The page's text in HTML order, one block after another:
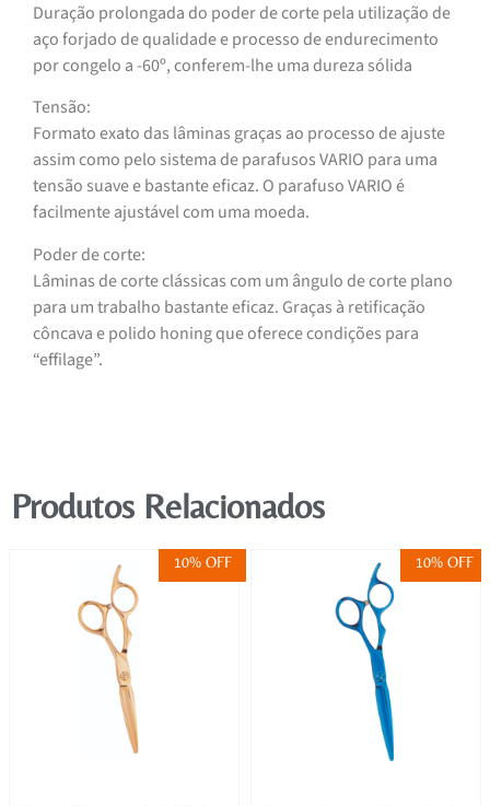
Duração prolongada do poder de corte pela utilização de
aço forjado de qualidade e processo de endurecimento
por congelo a -60º, conferem-lhe uma dureza sólida
Tensão:
Formato exato das lâminas graças ao processo de ajuste
assim como pelo sistema de parafusos VARIO para uma
tensão suave e bastante eficaz. O parafuso VARIO é
facilmente ajustável com uma moeda.
Poder de corte:
Lâminas de corte clássicas com um ângulo de corte plano
para um trabalho bastante eficaz. Graças à retificação
côncava e polido honing que oferece condições para
“effilage”.
Produtos Relacionados
10% OFF 10% OFF